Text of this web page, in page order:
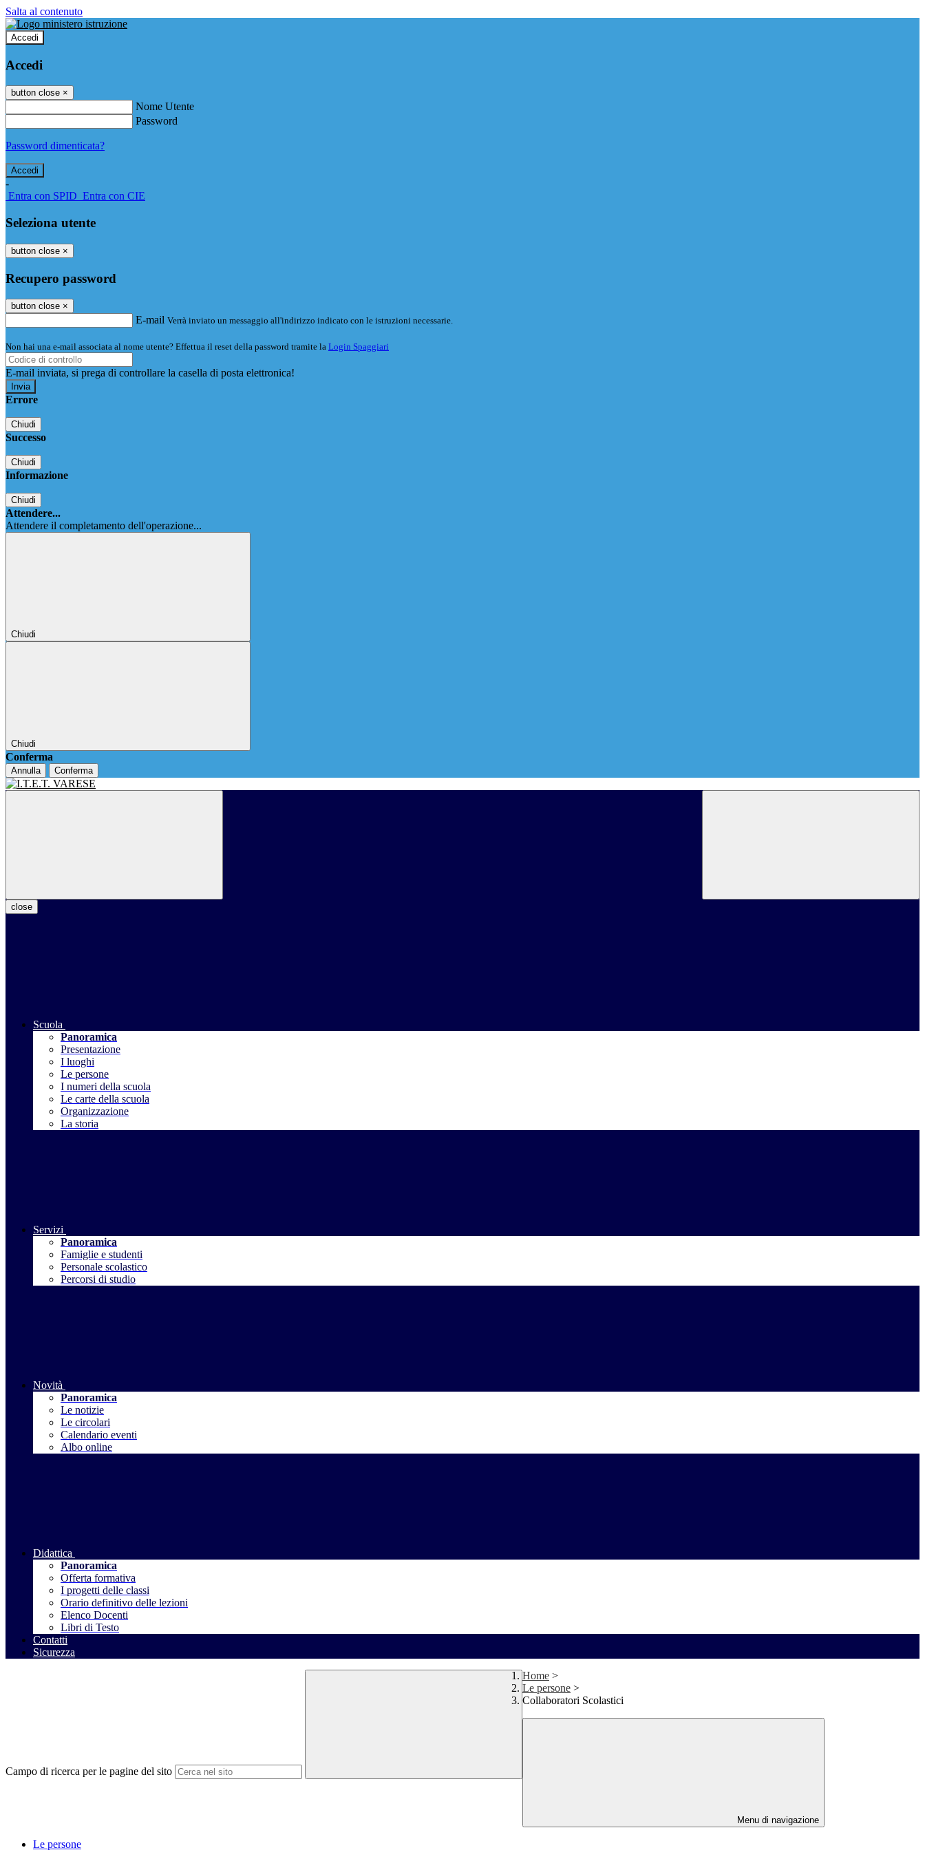
Salta al contenuto
Accedi
Accedi
button close ×
Nome Utente
Password
Password dimenticata?
-
Entra con SPID Entra con CIE
Seleziona utente
button close ×
Recupero password
button close ×
E-mail Verrà inviato un messaggio all'indirizzo indicato con le istruzioni necessarie.
Non hai una e-mail associata al nome utente? Effettua il reset della password tramite la Login Spaggiari
E-mail inviata, si prega di controllare la casella di posta elettronica!
Errore
Chiudi
Successo
Chiudi
Informazione
Chiudi
Attendere...
Attendere il completamento dell'operazione...
Chiudi
Chiudi
Conferma
Annulla Conferma
close
Scuola
Panoramica
Presentazione
I luoghi
Le persone
I numeri della scuola
Le carte della scuola
Organizzazione
La storia
Servizi
Panoramica
Famiglie e studenti
Personale scolastico
Percorsi di studio
Novità
Panoramica
Le notizie
Le circolari
Calendario eventi
Albo online
Didattica
Panoramica
Offerta formativa
I progetti delle classi
Orario definitivo delle lezioni
Elenco Docenti
Libri di Testo
Contatti
Sicurezza
Campo di ricerca per le pagine del sito
Home >
Le persone >
Collaboratori Scolastici
Menu di navigazione
Le persone